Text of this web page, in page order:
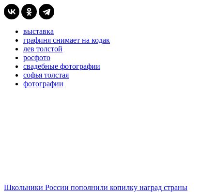
выставка
графиня снимает на кодак
лев толстой
росфото
свадебные фотографии
софья толстая
фотографии
Школьники России пополнили копилку наград страны